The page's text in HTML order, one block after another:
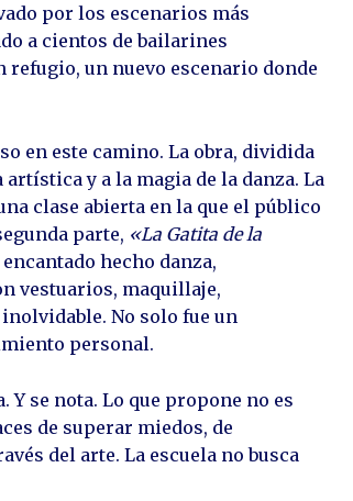
por los escenarios más
a cientos de bailarines
un nuevo escenario donde
en este camino. La obra, dividida
y a la magia de la danza. La
clase abierta en la que el público
parte, «La Gatita de la
hecho danza,
vestuarios, maquillaje,
No solo fue un
personal.
se nota. Lo que propone no es
de superar miedos, de
del arte. La escuela no busca